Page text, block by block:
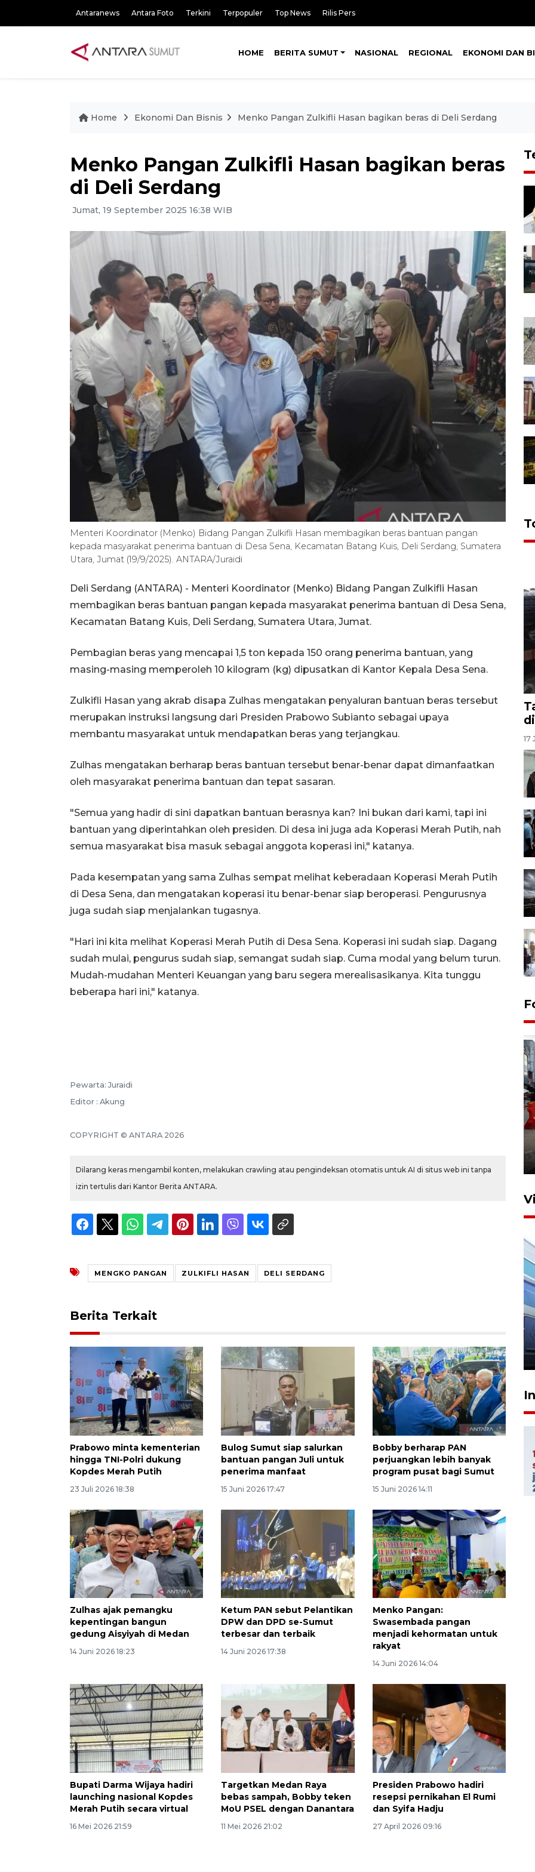
Antaranews Antara Foto Terkini Terpopuler Top News Rilis Pers
HOME BERITA SUMUT NASIONAL REGIONAL EKONOMI DAN
Home Ekonomi Dan Bisnis Menko Pangan Zulkifli Hasan bagikan beras di Deli Serdang
Menko Pangan Zulkifli Hasan bagikan beras
di Deli Serdang
Jumat, 19 September 2025 16:38 WIB
Menteri Koordinator (Menko) Bidang Pangan Zulkifli Hasan membagikan beras bantuan pangan
kepada masyarakat penerima bantuan di Desa Sena, Kecamatan Batang Kuis, Deli Serdang, Sumatera
Utara, Jumat (19/9/2025). ANTARA/Juraidi
Deli Serdang (ANTARA) - Menteri Koordinator (Menko) Bidang Pangan Zulkifli Hasan
membagikan beras bantuan pangan kepada masyarakat penerima bantuan di Desa Sena,
Kecamatan Batang Kuis, Deli Serdang, Sumatera Utara, Jumat.
Pembagian beras yang mencapai 1,5 ton kepada 150 orang penerima bantuan, yang
masing-masing memperoleh 10 kilogram (kg) dipusatkan di Kantor Kepala Desa Sena.
Zulkifli Hasan yang akrab disapa Zulhas mengatakan penyaluran bantuan beras tersebut
merupakan instruksi langsung dari Presiden Prabowo Subianto sebagai upaya
membantu masyarakat untuk mendapatkan beras yang terjangkau.
Zulhas mengatakan berharap beras bantuan tersebut benar-benar dapat dimanfaatkan
oleh masyarakat penerima bantuan dan tepat sasaran.
"Semua yang hadir di sini dapatkan bantuan berasnya kan? Ini bukan dari kami, tapi ini
bantuan yang diperintahkan oleh presiden. Di desa ini juga ada Koperasi Merah Putih, nah
semua masyarakat bisa masuk sebagai anggota koperasi ini," katanya.
Pada kesempatan yang sama Zulhas sempat melihat keberadaan Koperasi Merah Putih
di Desa Sena, dan mengatakan koperasi itu benar-benar siap beroperasi. Pengurusnya
juga sudah siap menjalankan tugasnya.
"Hari ini kita melihat Koperasi Merah Putih di Desa Sena. Koperasi ini sudah siap. Dagang
sudah mulai, pengurus sudah siap, semangat sudah siap. Cuma modal yang belum turun.
Mudah-mudahan Menteri Keuangan yang baru segera merealisasikanya. Kita tunggu
beberapa hari ini," katanya.
Pewarta: Juraidi
Editor : Akung
COPYRIGHT © ANTARA 2026
Dilarang keras mengambil konten, melakukan crawling atau pengindeksan otomatis untuk AI di situs web ini tanpa
izin tertulis dari Kantor Berita ANTARA.
MENGKO PANGAN ZULKIFLI HASAN DELI SERDANG
Berita Terkait
Prabowo minta kementerian
hingga TNI-Polri dukung
Kopdes Merah Putih
23 Juli 2026 18:38
Bulog Sumut siap salurkan
bantuan pangan Juli untuk
penerima manfaat
15 Juni 2026 17:47
Bobby berharap PAN
perjuangkan lebih banyak
program pusat bagi Sumut
15 Juni 2026 14:11
Zulhas ajak pemangku
kepentingan bangun
gedung Aisyiyah di Medan
14 Juni 2026 18:23
Ketum PAN sebut Pelantikan
DPW dan DPD se-Sumut
terbesar dan terbaik
14 Juni 2026 17:38
Menko Pangan:
Swasembada pangan
menjadi kehormatan untuk
rakyat
14 Juni 2026 14:04
Bupati Darma Wijaya hadiri
launching nasional Kopdes
Merah Putih secara virtual
16 Mei 2026 21:59
Targetkan Medan Raya
bebas sampah, Bobby teken
MoU PSEL dengan Danantara
11 Mei 2026 21:02
Presiden Prabowo hadiri
resepsi pernikahan El Rumi
dan Syifa Hadju
27 April 2026 09:16
17
23 Juli 2026 20:04
Ekonomi triwulan II-2026
tumbuh 5,29 persen
2026-08-06 18:45:00